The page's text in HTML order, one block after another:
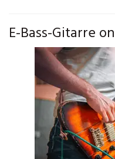
E-Bass-Gitarre